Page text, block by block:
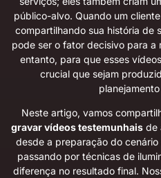
público-alvo. Quando um
compartilhando sua história de
pode ser o fator decisivo para a
entanto, para que esses
crucial que sejam
Neste artigo, vamos
gravar vídeos testemunhaisde
desde a preparação do
passando por técnicas de
diferença no resultado final.